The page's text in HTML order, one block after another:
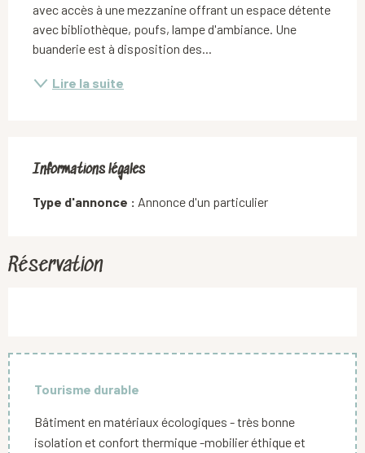
avec accès à une mezzanine offrant un espace détente
avec bibliothèque, poufs, lampe d'ambiance. Une
buanderie est à disposition des...
Lire la suite
Informations légales
Informations légales
Type d'annonce : Annonce d'un particulier
Réservation
Tourisme durable
Bâtiment en matériaux écologiques - très bonne
isolation et confort thermique -mobilier éthique et